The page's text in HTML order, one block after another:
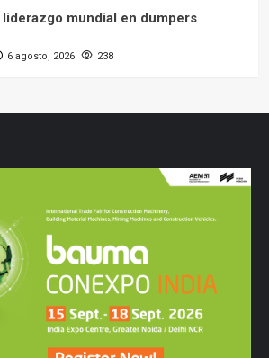
liderazgo mundial en dumpers
6 agosto, 2026 238